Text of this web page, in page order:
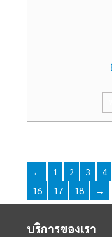
← 1 2 3 4
16
17 18 →
บริการของเรา